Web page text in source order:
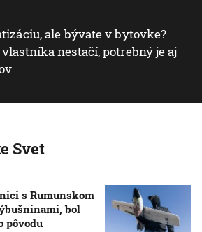
ale bývate v bytovke?
nestačí, potrebný je aj
Svet
s Rumunskom
bol
pôvodu